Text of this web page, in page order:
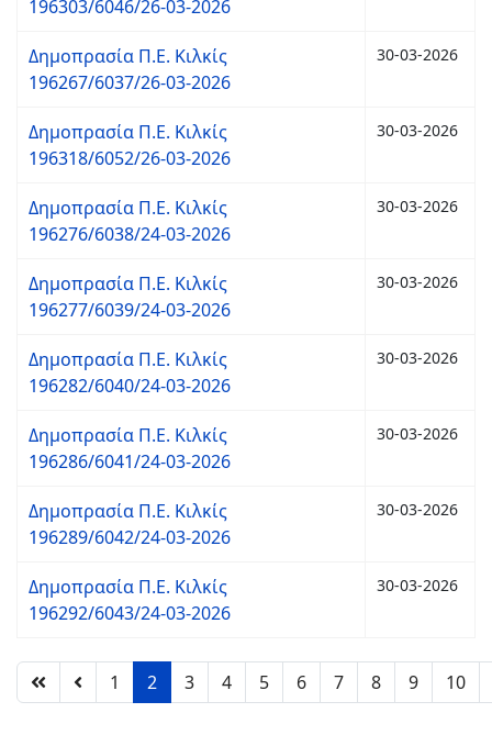
196303/6046/26-03-2026
Δημοπρασία Π.Ε. Κιλκίς
196267/6037/26-03-2026
30-03-2026
Δημοπρασία Π.Ε. Κιλκίς
196318/6052/26-03-2026
30-03-2026
Δημοπρασία Π.Ε. Κιλκίς
196276/6038/24-03-2026
30-03-2026
Δημοπρασία Π.Ε. Κιλκίς
196277/6039/24-03-2026
30-03-2026
Δημοπρασία Π.Ε. Κιλκίς
196282/6040/24-03-2026
30-03-2026
Δημοπρασία Π.Ε. Κιλκίς
196286/6041/24-03-2026
30-03-2026
Δημοπρασία Π.Ε. Κιλκίς
196289/6042/24-03-2026
30-03-2026
Δημοπρασία Π.Ε. Κιλκίς
196292/6043/24-03-2026
30-03-2026
1 2 3 4 5 6 7 8 9 10